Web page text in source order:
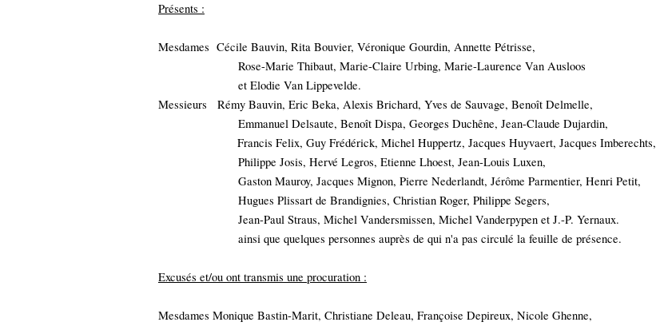
Présents :
Mesdames Cécile Bauvin, Rita Bouvier, Véronique Gourdin, Annette Pétrisse,
Rose-Marie Thibaut, Marie-Claire Urbing, Marie-Laurence Van Ausloos
et Elodie Van Lippevelde.
Messieurs
Rémy Bauvin, Eric Beka, Alexis Brichard, Yves de Sauvage, Benoît Delmelle,
Emmanuel Delsaute, Benoît Dispa, Georges Duchêne, Jean-Claude Dujardin,
Francis Felix, Guy Frédérick, Michel Huppertz, Jacques Huyvaert, Jacques Imberechts,
Philippe Josis, Hervé Legros, Etienne Lhoest, Jean-Louis Luxen,
Gaston Mauroy, Jacques Mignon, Pierre Nederlandt, Jérôme Parmentier, Henri Petit,
Hugues Plissart de Brandignies, Christian Roger, Philippe Segers,
Jean-Paul Straus, Michel Vandersmissen, Michel Vanderpypen et J.-P. Yernaux.
ainsi que quelques personnes auprès de qui n'a pas circulé la feuille de présence.
Excusés et/ou ont transmis une procuration :
Mesdames Monique Bastin-Marit, Christiane Deleau, Françoise Depireux, Nicole Ghenne,